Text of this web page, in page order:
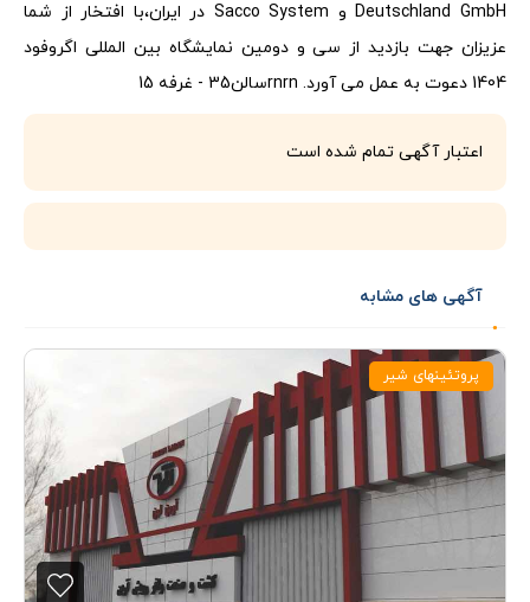
Deutschland GmbH و Sacco System ‌در ایران،با افتخار از شما
عزیزان جهت بازدید از سی و دومین نمایشگاه بین المللی اگروفود
1404 دعوت به عمل می آورد. rnrnسالن35 - غرفه 15
اعتبار آگهی تمام شده است
آگهی های مشابه
پروتئینهای شیر